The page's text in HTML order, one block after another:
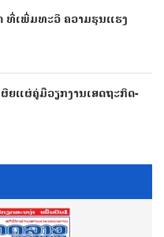
ທີ່ເພີ່ມທະວີ ຄວາມຮຸນແຮງ
ຍແຜ່ຄູ່ມືວຽກງານເສດຖະກິດ-